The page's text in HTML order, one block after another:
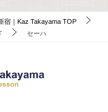
宿｜Kaz Takayama TOP
セーハ